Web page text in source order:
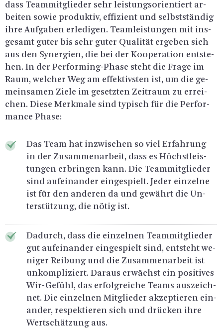
dass Team­mit­glie­der sehr leis­tungs­ori­en­tiert ar­
bei­ten sowie pro­duk­tiv, ef­fi­zi­ent und selbst­stän­dig
ihre Auf­ga­ben er­le­di­gen. Team­leis­tun­gen mit ins­
ge­samt guter bis sehr guter Qua­li­tät er­ge­ben sich
aus den Syn­er­gi­en, die bei der Ko­ope­ra­ti­on ent­ste­
hen. In der Per­for­ming-Pha­se steht die Frage im
Raum, wel­cher Weg am ef­fek­tivs­ten ist, um die ge­
mein­sa­men Ziele im ge­setz­ten Zeit­raum zu er­rei­
chen. Diese Merk­ma­le sind ty­pisch für die Per­for­
mance Phase:
Das Team hat in­zwi­schen so viel Er­fah­rung
in der Zu­sam­men­ar­beit, dass es Höchst­leis­
tun­gen er­brin­gen kann. Die Team­mit­glie­der
sind auf­ein­an­der ein­ge­spielt. Jeder ein­zel­ne
ist für den an­de­ren da und ge­währt die Un­
ter­stüt­zung, die nötig ist.
Da­durch, dass die ein­zel­nen Team­mit­glie­der
gut auf­ein­an­der ein­ge­spielt sind, ent­steht we­
ni­ger Rei­bung und die Zu­sam­men­ar­beit ist
un­kom­pli­ziert. Dar­aus er­wächst ein po­si­ti­ves
Wir-Ge­fühl, das er­folg­rei­che Teams aus­zeich­
net. Die ein­zel­nen Mit­glie­der ak­zep­tie­ren ein­
an­der, re­spek­tie­ren sich und drü­cken ihre
Wert­schät­zung aus.